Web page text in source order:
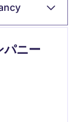
パニー